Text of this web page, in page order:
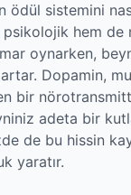
ödül sistemini
psikolojik hem de
oynarken,
Dopamin,
bir
adeta bir
de bu hissin
yaratır.